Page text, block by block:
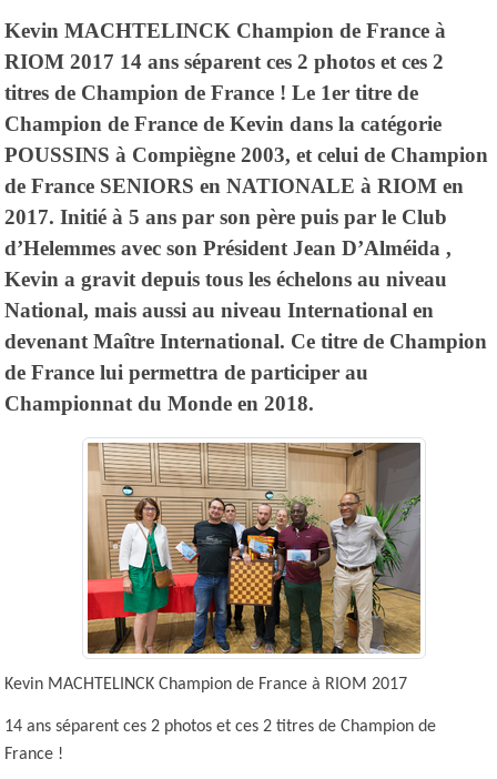
Kevin MACHTELINCK Champion de France à
RIOM 2017 14 ans séparent ces 2 photos et ces 2
titres de Champion de France ! Le 1er titre de
Champion de France de Kevin dans la catégorie
POUSSINS à Compiègne 2003, et celui de Champion
de France SENIORS en NATIONALE à RIOM en
2017. Initié à 5 ans par son père puis par le Club
d’Helemmes avec son Président Jean D’Alméida ,
Kevin a gravit depuis tous les échelons au niveau
National, mais aussi au niveau International en
devenant Maître International. Ce titre de Champion
de France lui permettra de participer au
Championnat du Monde en 2018.
Kevin MACHTELINCK Champion de France à RIOM 2017
14 ans séparent ces 2 photos et ces 2 titres de Champion de
France !